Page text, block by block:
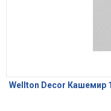
Wellton Decor Кашемир